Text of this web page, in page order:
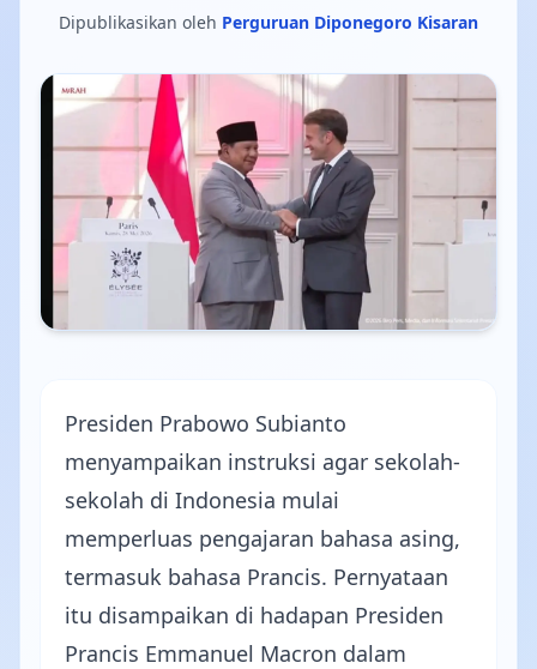
Dipublikasikan oleh Perguruan Diponegoro Kisaran
Presiden Prabowo Subianto
menyampaikan instruksi agar sekolah-
sekolah di Indonesia mulai
memperluas pengajaran bahasa asing,
termasuk bahasa Prancis. Pernyataan
itu disampaikan di hadapan Presiden
Prancis Emmanuel Macron dalam